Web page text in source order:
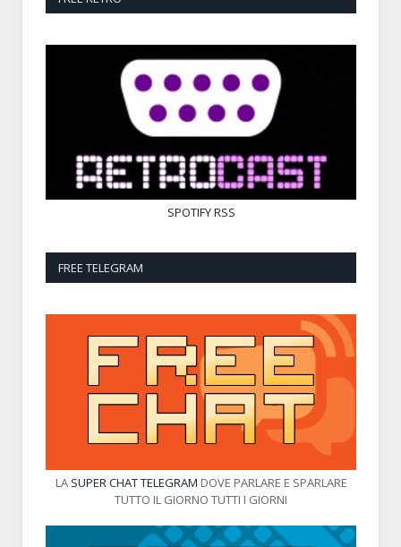
SPOTIFYRSS
FREE TELEGRAM
LA SUPER CHAT TELEGRAM DOVE PARLARE E SPARLARE
TUTTO IL GIORNO TUTTI I GIORNI